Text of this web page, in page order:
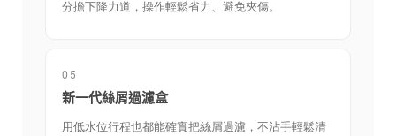
分擔下降力道，操作輕鬆省力、避免夾傷。
05
新一代絲屑過濾盒
用低水位行程也都能確實把絲屑過濾，不沾手輕鬆清